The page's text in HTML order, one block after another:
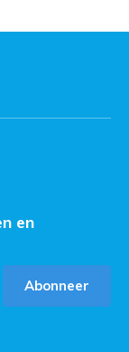
en
Abonneer